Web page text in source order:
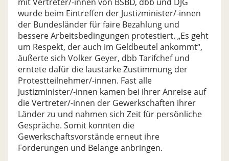
wurde beim Eintreffen der Justizminister/-innen
der Bundesländer für faire Bezahlung und
bessere Arbeitsbedingungen protestiert. „Es geht
um Respekt, der auch im Geldbeutel ankommt“,
äußerte sich Volker Geyer, dbb Tarifchef und
erntete dafür die laustarke Zustimmung der
Protestteilnehmer/-innen. Fast alle
Justizminister/-innen kamen bei ihrer Anreise auf
die Vertreter/-innen der Gewerkschaften ihrer
Länder zu und nahmen sich Zeit für persönliche
Gespräche. Somit konnten die
Gewerkschaftsvorstände erneut ihre
Forderungen und Belange anbringen.